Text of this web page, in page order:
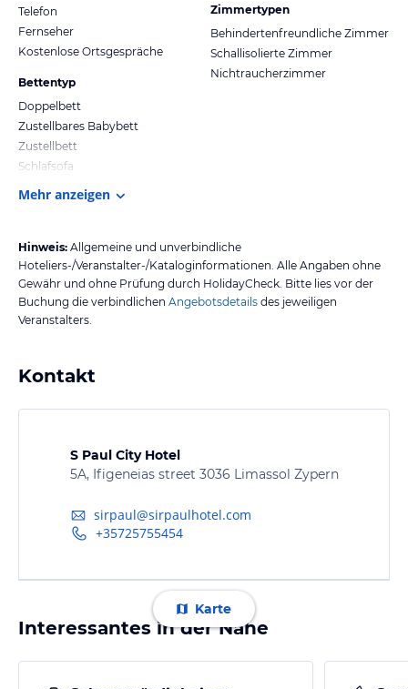
Telefon
Fernseher
Kostenlose Ortsgespräche
Bettentyp
Doppelbett
Zustellbares Babybett
Zustellbett
Schlafsofa
Zimmertypen
Behindertenfreundliche Zimmer
Schallisolierte Zimmer
Nichtraucherzimmer
Mehr anzeigen
Hinweis: Allgemeine und unverbindliche
Hoteliers-/Veranstalter-/Kataloginformationen. Alle Angaben ohne
Gewähr und ohne Prüfung durch HolidayCheck. Bitte lies vor der
Buchung die verbindlichen Angebotsdetails des jeweiligen
Veranstalters.
Kontakt
S Paul City Hotel
5A, Ifigeneias street 3036 Limassol Zypern
sirpaul@sirpaulhotel.com
+35725755454
Karte
Interessantes in der Nähe